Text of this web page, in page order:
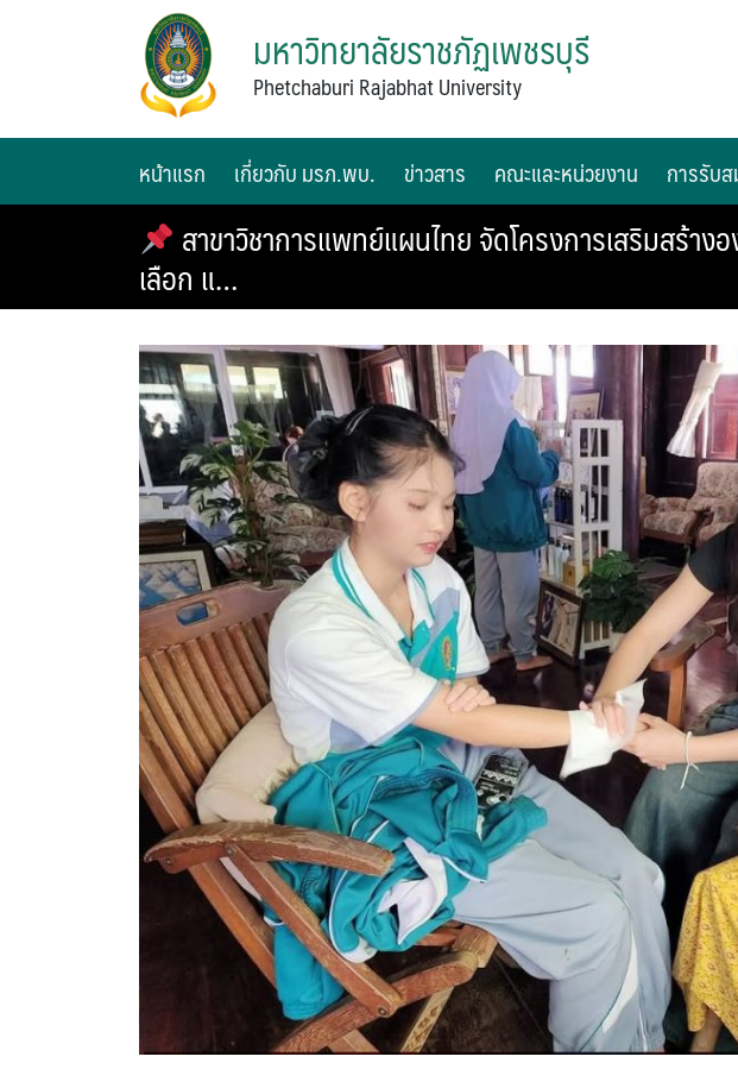
มหาวิทยาลัยราชภัฏเพชรบุรี
Phetchaburi Rajabhat University
หน้าแรก เกี่ยวกับ มรภ.พบ. ข่าวสาร คณะและหน่วยงาน การรับ
สาขาวิชาการแพทย์แผนไทย จัดโครงการเสริมสร้า
เลือก แ…